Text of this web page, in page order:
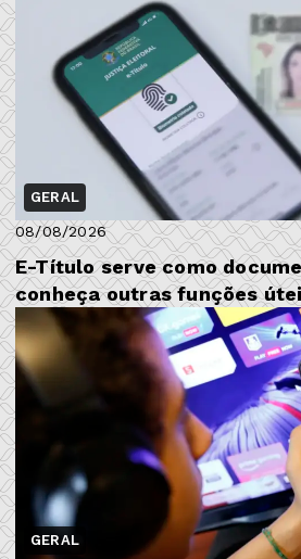
GERAL
08/08/2026
E-Título serve como
conheça outras funções
GERAL